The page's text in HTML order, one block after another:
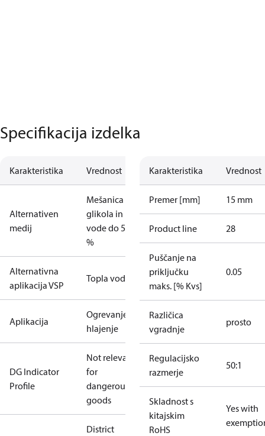
Specifikacija izdelka
Karakteristika Vrednost
Alternativen
medij
Mešanica
glikola in
vode do 50
%
Alternativna
aplikacija VSP
Topla voda
Aplikacija
Ogrevanje in
hlajenje
DG Indicator
Profile
Not relevant
for
dangerous
goods
District
Karakteristika Vrednost
Premer [mm] 15 mm
Product line 28
Puščanje na
priključku
maks. [% Kvs]
0.05
Različica
vgradnje
prosto
Regulacijsko
razmerje
50:1
Skladnost s
kitajskim
RoHS
Yes with